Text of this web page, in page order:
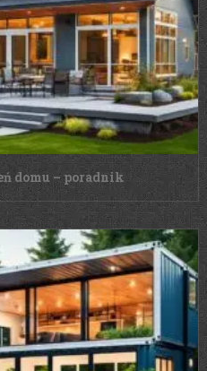
domu – poradnik